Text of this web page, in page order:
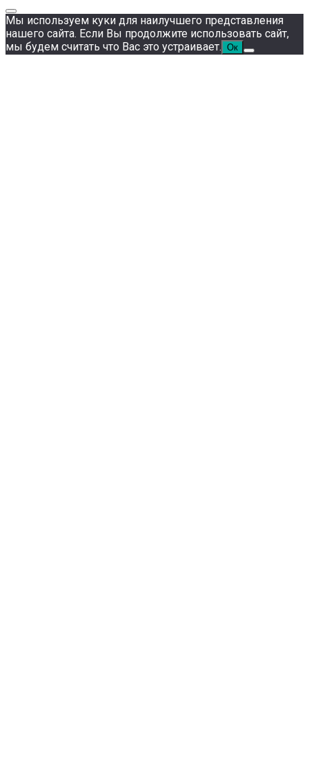
Мы используем куки для наилучшего представления
нашего сайта. Если Вы продолжите использовать сайт,
мы будем считать что Вас это устраивает. Ок